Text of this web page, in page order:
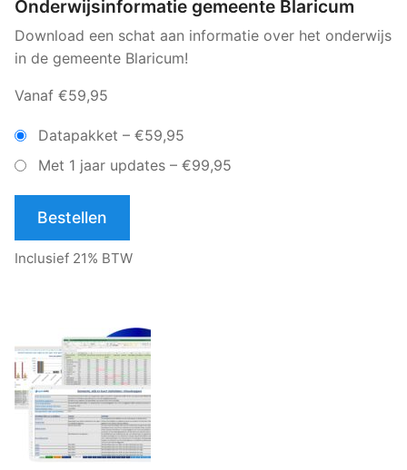
Onderwijsinformatie gemeente Blaricum
Download een schat aan informatie over het onderwijs
in de gemeente Blaricum!
Vanaf €59,95
Datapakket – €59,95
Met 1 jaar updates – €99,95
Bestellen
Inclusief 21% BTW